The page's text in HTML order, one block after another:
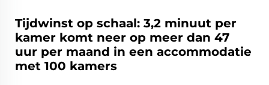
Tijdwinst op schaal: 3,2 minuut per
kamer komt neer op meer dan 47
uur per maand in een accommodatie
met 100 kamers